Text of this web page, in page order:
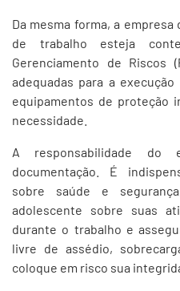
Da mesma forma, a
de trabalho esteja
Gerenciamento de Riscos
adequadas para a
equipamentos de proteção
necessidade.
A responsabilidade do
documentação. É
sobre saúde e
adolescente sobre suas
durante o trabalho e
livre de assédio,
coloque em risco sua